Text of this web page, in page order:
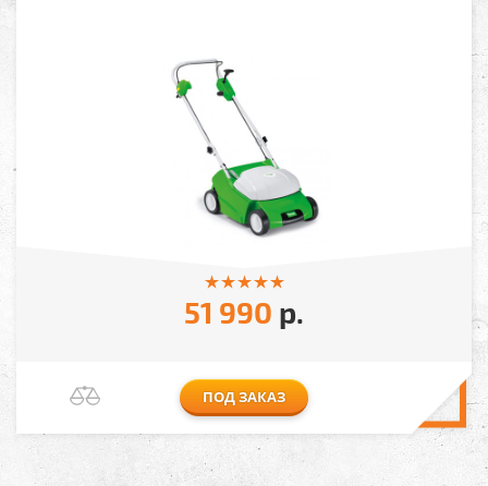
51 990 р.
ПОД ЗАКАЗ